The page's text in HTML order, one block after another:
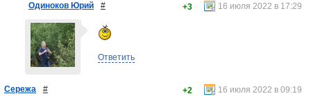
Одиноков Юрий # 16 июля 2022 в 17:29
+3
Ответить
Сережа # 16 июля 2022 в 09:19
+2